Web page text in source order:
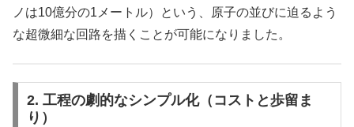
ノは10億分の1メートル）という、原子の並びに迫るよう
な超微細な回路を描くことが可能になりました。
2. 工程の劇的なシンプル化（コストと歩留ま
り）